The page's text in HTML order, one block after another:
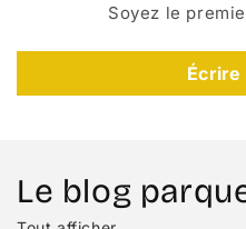
Soyez le
Le blog